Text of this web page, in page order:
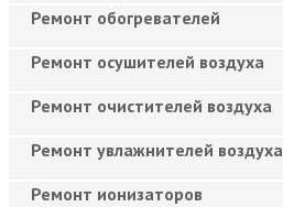
Ремонт обогревателей
Ремонт осушителей воздуха
Ремонт очистителей воздуха
Ремонт увлажнителей воздуха
Ремонт ионизаторов